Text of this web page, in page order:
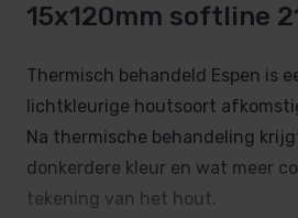
15x120mm softline
Thermisch behandeld Espen is
lichtkleurige houtsoort
Na thermische behandeling
donkerdere kleur en wat meer
tekening van het hout.